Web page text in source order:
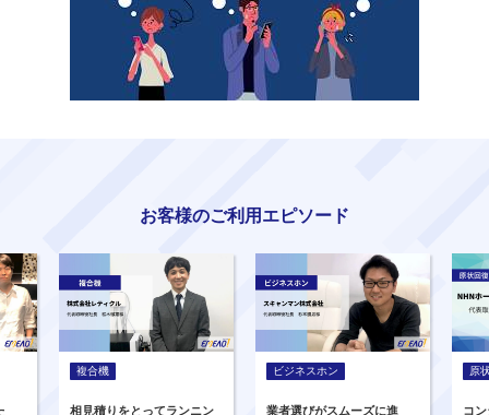
お客様のご利用エピソード
複合機
相見積りをとってランニン
ビジネスホン
業者選びがスムーズに進
原
コ